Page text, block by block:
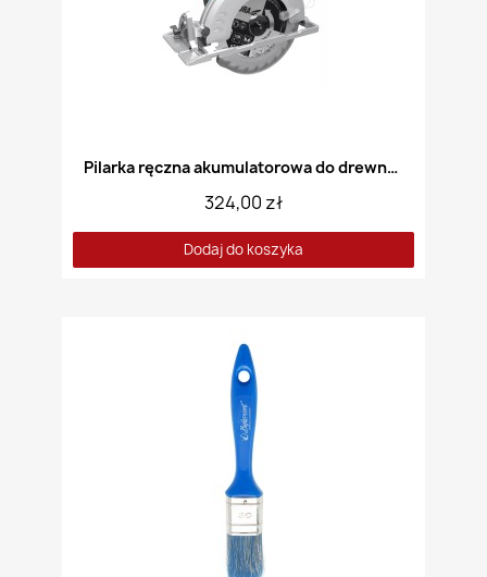
Pilarka ręczna akumulatorowa do drewna DEDRA DED7064
324,00 zł
Dodaj do koszyka